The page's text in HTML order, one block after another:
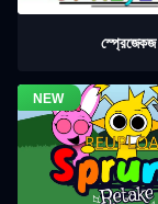
স্প্রেজেকজ